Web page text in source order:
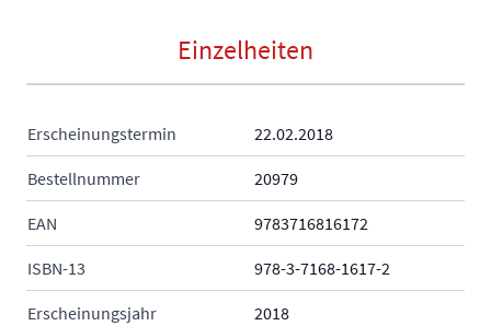
Einzelheiten
Erscheinungstermin 22.02.2018
Bestellnummer 20979
EAN 9783716816172
ISBN-13 978-3-7168-1617-2
Erscheinungsjahr 2018